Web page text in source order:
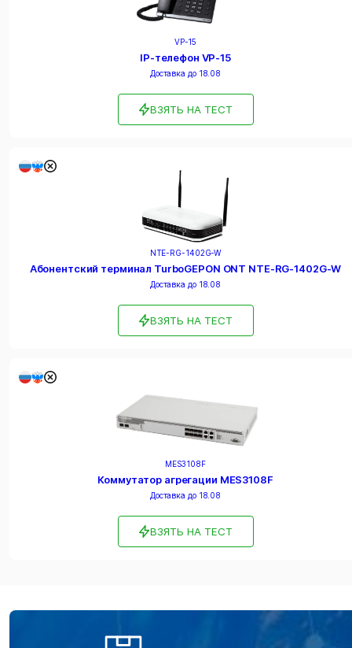
VP-15
IP-телефон VP-15
Доставка до 18.08
ВЗЯТЬ НА ТЕСТ
NTE-RG-1402G-W
Абонентский терминал TurboGEPON ONT NTE-RG-1402G-W
Доставка до 18.08
ВЗЯТЬ НА ТЕСТ
MES3108F
Коммутатор агрегации MES3108F
Доставка до 18.08
ВЗЯТЬ НА ТЕСТ